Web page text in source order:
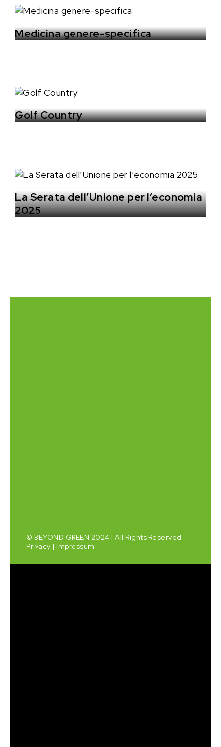
Medicina genere-specifica
Golf Country
La Serata dell’Unione per l’economia
2025
© BEYOND GREEN 2024 | All Rights Reserved |
Privacy | Impressum